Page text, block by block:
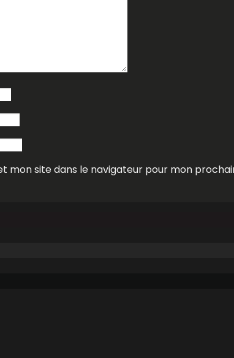
mon site dans le navigateur pour mon